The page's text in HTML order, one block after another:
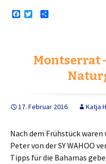
e
rMontserrat
17. Februar 2016 Katja
Nach dem Frühstück
Peter von der SY WAHOO
Tipps für die Bahamas